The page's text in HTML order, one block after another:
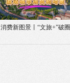
消费新图景丨“文旅+”破圈